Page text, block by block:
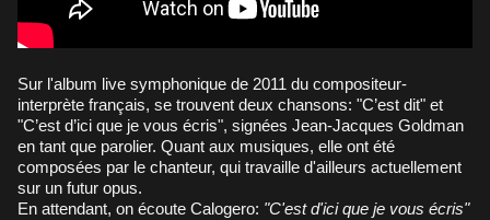
Sur l'album live symphonique de 2011 du compositeur-
interprète français, se trouvent deux chansons: "C’est dit" et
"C’est d’ici que je vous écris", signées Jean-Jacques Goldman
en tant que parolier. Quant aux musiques, elle ont été
composées par le chanteur, qui travaille d'ailleurs actuellement
sur un futur opus.
En attendant, on écoute Calogero: "C'est d'ici que je vous écris"